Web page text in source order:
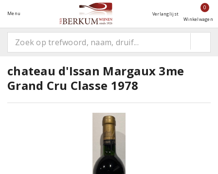
Menu Verlanglijst
0
Winkelwagen
chateau d'Issan Margaux 3me
Grand Cru Classe 1978